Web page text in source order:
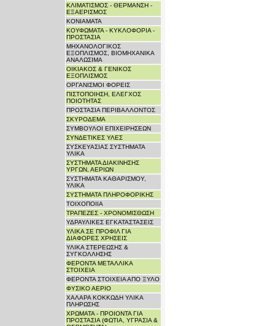
ΚΛΙΜΑΤΙΣΜΟΣ - ΘΕΡΜΑΝΣΗ -
ΕΞΑΕΡΙΣΜΟΣ
ΚΟΝΙΑΜΑΤΑ
ΚΟΥΦΩΜΑΤΑ - ΚΥΚΛΟΦΟΡΙΑ -
ΠΡΟΣΤΑΣΙΑ
ΜΗΧΑΝΟΛΟΓΙΚΟΣ
ΕΞΟΠΛΙΣΜΟΣ, ΒΙΟΜΗΧΑΝΙΚΑ
ΑΝΑΛΩΣΙΜΑ
ΟΙΚΙΑΚΟΣ & ΓΕΝΙΚΟΣ
ΕΞΟΠΛΙΣΜΟΣ
ΟΡΓΑΝΙΣΜΟΙ ΦΟΡΕΙΣ
ΠΙΣΤΟΠΟΙΗΣΗ, ΕΛΕΓΧΟΣ
ΠΟΙΟΤΗΤΑΣ
ΠΡΟΣΤΑΣΙΑ ΠΕΡΙΒΑΛΛΟΝΤΟΣ
ΣΚΥΡΟΔΕΜΑ
ΣΥΜΒΟΥΛΟΙ ΕΠΙΧΕΙΡΗΣΕΩΝ
ΣΥΝΔΕΤΙΚΕΣ ΥΛΕΣ
ΣΥΣΚΕΥΑΣΙΑΣ ΣΥΣΤΗΜΑΤΑ
ΥΛΙΚΑ
ΣΥΣΤΗΜΑΤΑ ΔΙΑΚΙΝΗΣΗΣ
ΥΡΓΩΝ, ΑΕΡΙΩΝ
ΣΥΣΤΗΜΑΤΑ ΚΑΘΑΡΙΣΜΟΥ,
ΥΛΙΚΑ
ΣΥΣΤΗΜΑΤΑ ΠΛΗΡΟΦΟΡΙΚΗΣ
ΤΟΙΧΟΠΟΙΙΑ
ΤΡΑΠΕΖΕΣ - ΧΡΟΝΟΜΙΣΘΩΣΗ
ΥΔΡΑΥΛΙΚΕΣ ΕΓΚΑΤΑΣΤΑΣΕΙΣ
ΥΛΙΚΑ ΣΕ ΠΡΟΦΙΛ ΓΙΑ
ΔΙΑΦΟΡΕΣ ΧΡΗΣΕΙΣ
ΥΛΙΚΑ ΣΤΕΡΕΩΣΗΣ &
ΣΥΓΚΟΛΛΗΣΗΣ
ΦΕΡΟΝΤΑ ΜΕΤΑΛΛΙΚΑ
ΣΤΟΙΧΕΙΑ
ΦΕΡΟΝΤΑ ΣΤΟΙΧΕΙΑ ΑΠΟ ΞΥΛΟ
ΦΥΣΙΚΟ ΑΕΡΙΟ
ΧΑΛΑΡΑ ΚΟΚΚΩΔΗ ΥΛΙΚΑ
ΠΛΗΡΩΣΗΣ
ΧΡΩΜΑΤΑ - ΠΡΟΙΟΝΤΑ ΓΙΑ
ΠΡΟΣΤΑΣΙΑ (ΦΩΤΙΑ, ΥΓΡΑΣΙΑ &